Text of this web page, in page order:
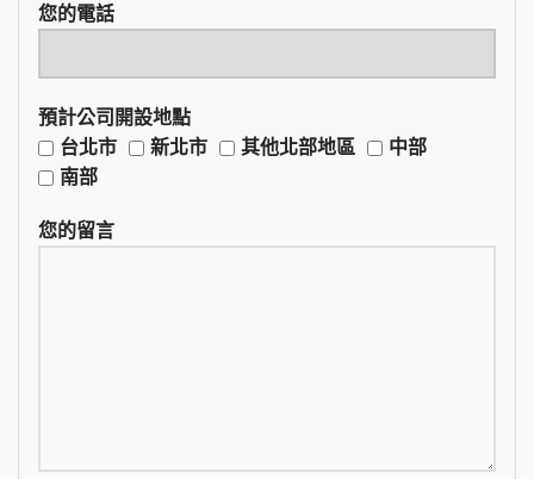
您的電話
預計公司開設地點
台北市
新北市 其他北部地區
中部
南部
您的留言